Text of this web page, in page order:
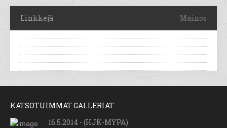
Linkkejä Mainos
KATSOTUIMMAT GALLERIAT
16.5.2014 - (HJK-MYPA)